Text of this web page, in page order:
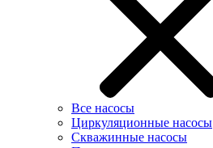
Все насосы
Циркуляционные насосы
Скважинные насосы